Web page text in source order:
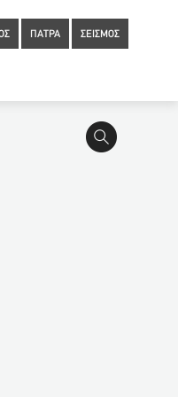
ΠΑΤΡΑ ΣΕΙΣΜΟΣ
υπηρεσίες σε
ΕΚΠΑ: Στο